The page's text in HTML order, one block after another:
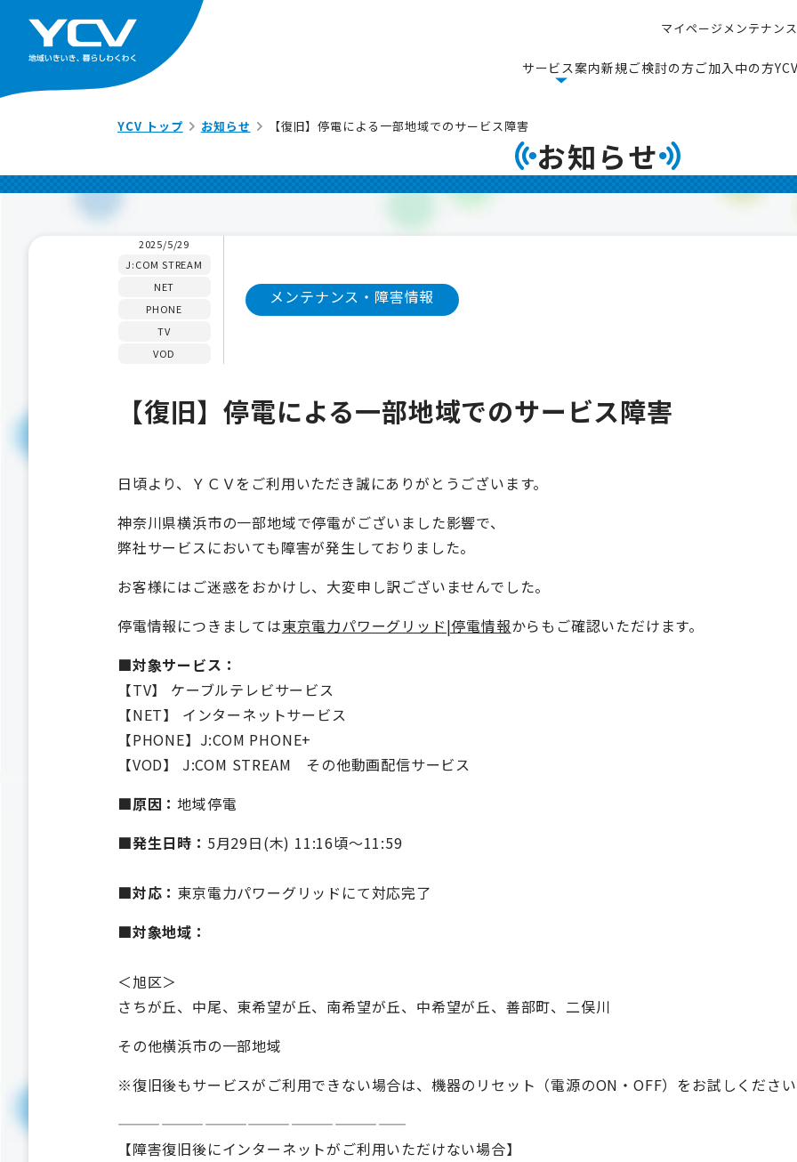
マイページ メ ンテナ ン ス
サービ ス案内
ビス
新規ご検討の方ご加入 中の方YC
YCV トップ お知らせ 【復旧】停電による一部地域でのサービス障害
お知らせ
2025/5/29
J:COM STREAM
NET
PHONE
TV
VOD
メンテナンス・障害情報
【復旧】停電による一部地域でのサービス障害
日頃より、ＹＣＶをご利用いただき誠にありがとうございます。
神奈川県横浜市の一部地域で停電がございました影響で、
弊社サービスにおいても障害が発生しておりました。
お客様にはご迷惑をおかけし、大変申し訳ございませんでした。
停電情報につきましては東京電力パワーグリッド|停電情報からもご確認いただけます。
■対象サービス：
【TV】 ケーブルテレビサービス
【NET】 インターネットサービス
【PHONE】J:COM PHONE+
【VOD】 J:COM STREAM その他動画配信サービス
■原因：地域停電
■発生日時： 5月29日(木) 11:16頃～11:59
■対応： 東京電力パワーグリッドにて対応完了
■対象地域：
＜旭区＞
さちが丘、中尾、東希望が丘、南希望が丘、中希望が丘、善部町、二俣川
その他横浜市の一部地域
※復旧後もサービスがご利用できない場合は、機器のリセット（電源のON・OFF）をお試しくださ
————————————————————
【障害復旧後にインターネットがご利用いただけない場合】